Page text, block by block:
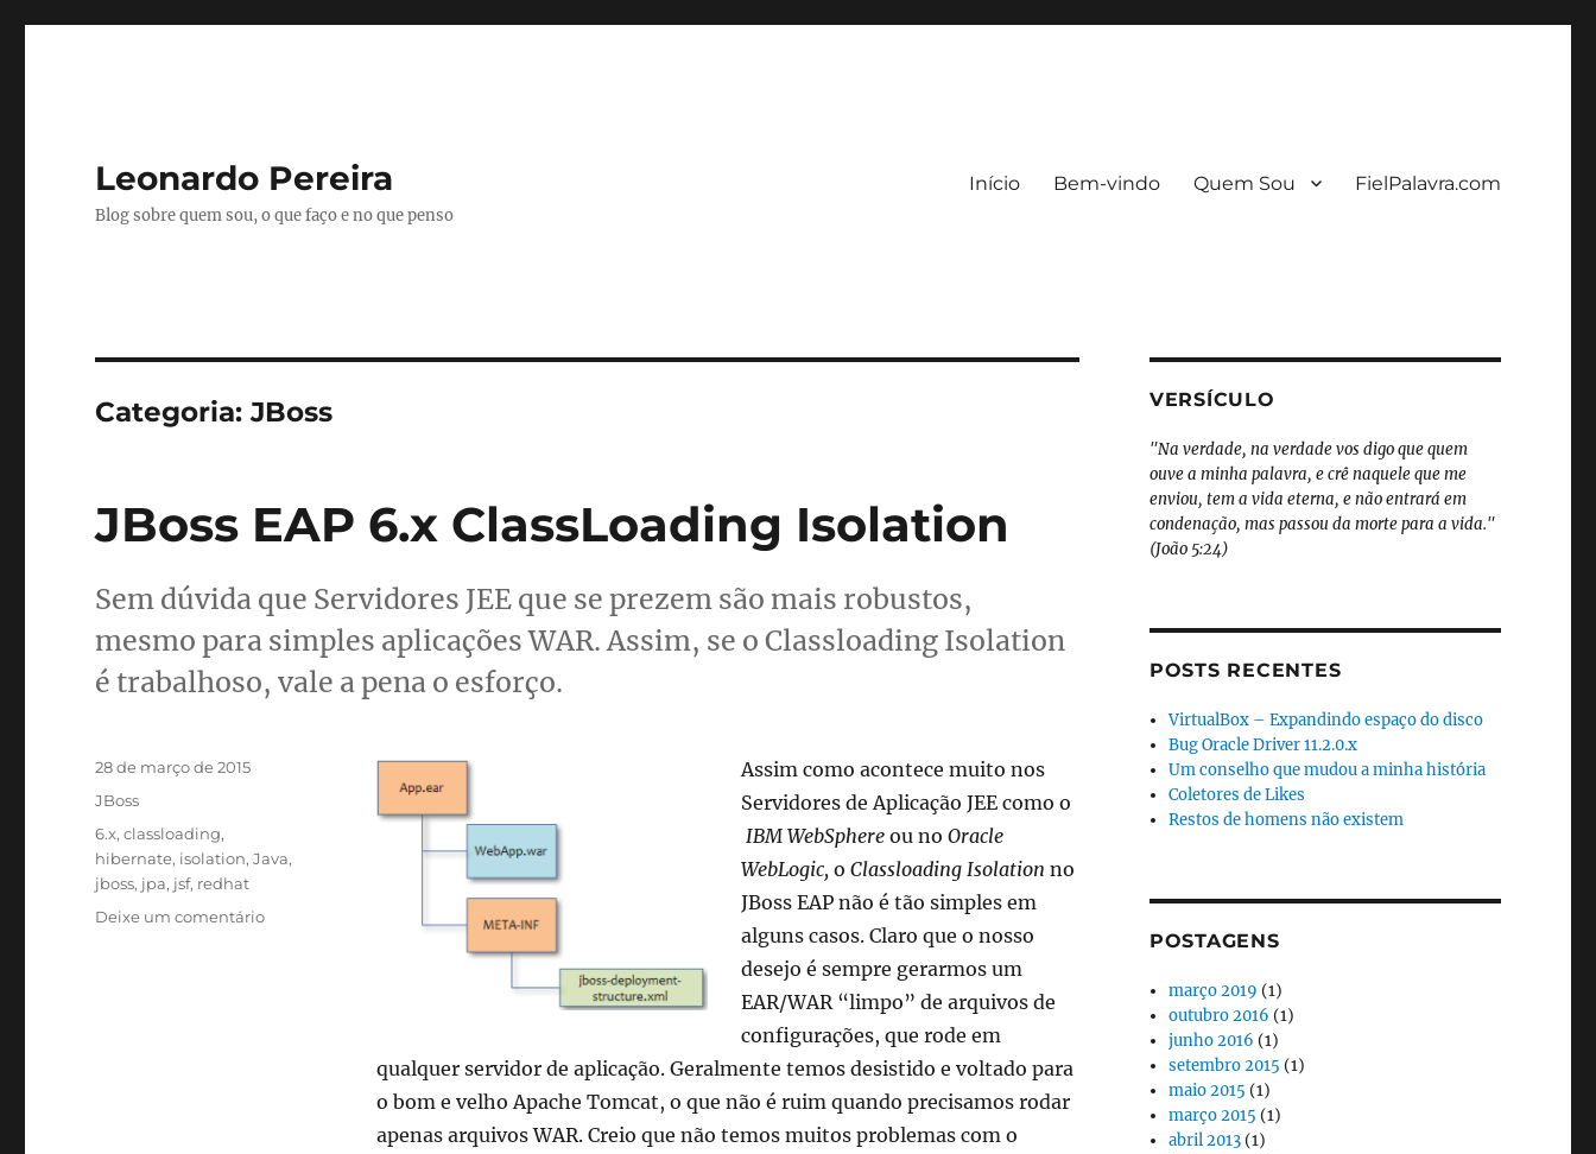
Leonardo Pereira
Blog sobre quem sou, o que faço e no que penso
Início Bem-vindo Quem Sou FielPalavra.com
Categoria:JBoss
JBoss EAP 6.x ClassLoading Isolation
Sem dúvida que Servidores JEE que se prezem são mais robustos,
mesmo para simples aplicações WAR. Assim, se o Classloading Isolation
é trabalhoso, vale a pena o esforço.
Assim como acontece muito nos
Servidores de Aplicação JEE como o
IBM WebSphereou no Oracle
WebLogic, o Classloading Isolation no
JBoss EAP não é tão simples em
alguns casos. Claro que o nosso
desejo é sempre gerarmos um
EAR/WAR “limpo” de arquivos de
configurações, que rode em
qualquer servidor de aplicação. Geralmente temos desistido e voltado para
o bom e velho Apache Tomcat, o que não é ruim quando precisamos rodar
apenas arquivos WAR. Creio que não temos muitos problemas com o
Publicado
28 de março de 2015
Categorias
JBoss
Tags
6.x,classloading,
hibernate, isolation,Java,
jboss, jpa, jsf, redhat
Deixe um comentárioem
VERSÍCULO
"Na verdade, na verdade vos digo que quem
ouve a minha palavra, e crê naquele que me
enviou, tem a vida eterna, e não entrará em
condenação, mas passou da morte para a vida."
(João 5:24)
POSTS RECENTES
VirtualBox – Expandindo espaço do disco
Bug Oracle Driver 11.2.0.x
Um conselho que mudou a minha história
Coletores de Likes
Restos de homens não existem
POSTAGENS
março 2019 (1)
outubro 2016 (1)
junho 2016 (1)
setembro 2015 (1)
maio 2015 (1)
março 2015 (1)
abril 2013 (1)